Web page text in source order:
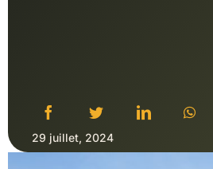
29 juillet, 2024